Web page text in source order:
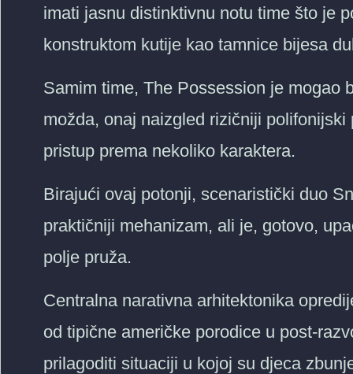
imati jasnu distinktivnu notu time što je
konstruktom kutije kao tamnice bijesa
Samim time, The Possession je mogao
možda, onaj naizgled rizičniji
pristup prema nekoliko karaktera.
Birajući ovaj potonji, scenaristički duo
praktičniji mehanizam, ali je, gotovo,
polje pruža.
Centralna narativna arhitektonika
od tipične američke porodice u post-
prilagoditi situaciji u kojoj su djeca